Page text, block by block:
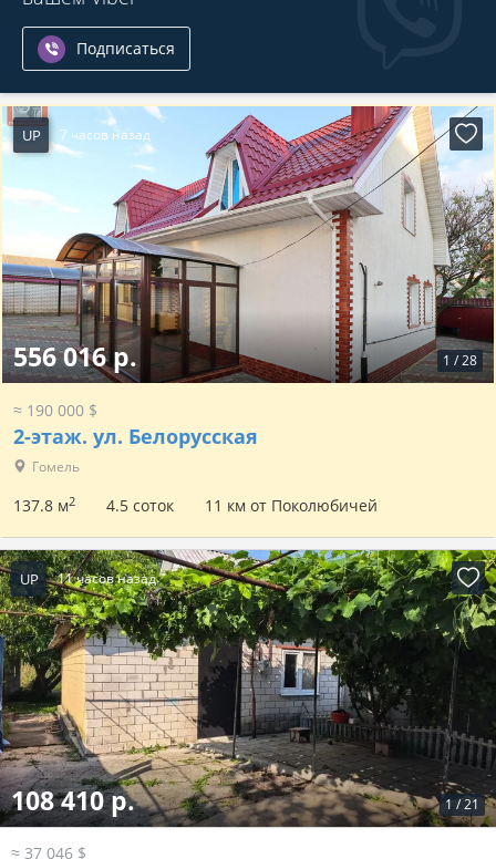
Подписаться
UP 7 часов назад
1 /28
556 016 р.
≈ 190 000 $
2-этаж. ул. Белорусская
Гомель
137.8 м2 4.5 соток 11 км от Поколюбичей
UP 11 часов назад
1 /21
108 410 р.
≈ 37 046 $